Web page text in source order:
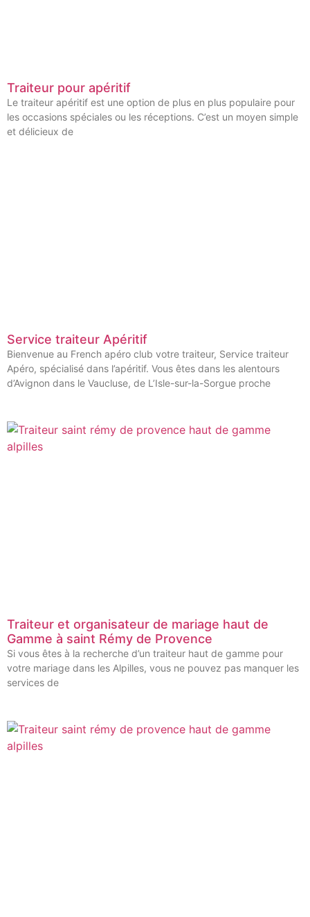
Traiteur pour apéritif
Le traiteur apéritif est une option de plus en plus populaire pour
les occasions spéciales ou les réceptions. C’est un moyen simple
et délicieux de
Service traiteur Apéritif
Bienvenue au French apéro club votre traiteur, Service traiteur
Apéro, spécialisé dans l’apéritif. Vous êtes dans les alentours
d’Avignon dans le Vaucluse, de L’Isle-sur-la-Sorgue proche
Traiteur et organisateur de mariage haut de
Gamme à saint Rémy de Provence
Si vous êtes à la recherche d’un traiteur haut de gamme pour
votre mariage dans les Alpilles, vous ne pouvez pas manquer les
services de